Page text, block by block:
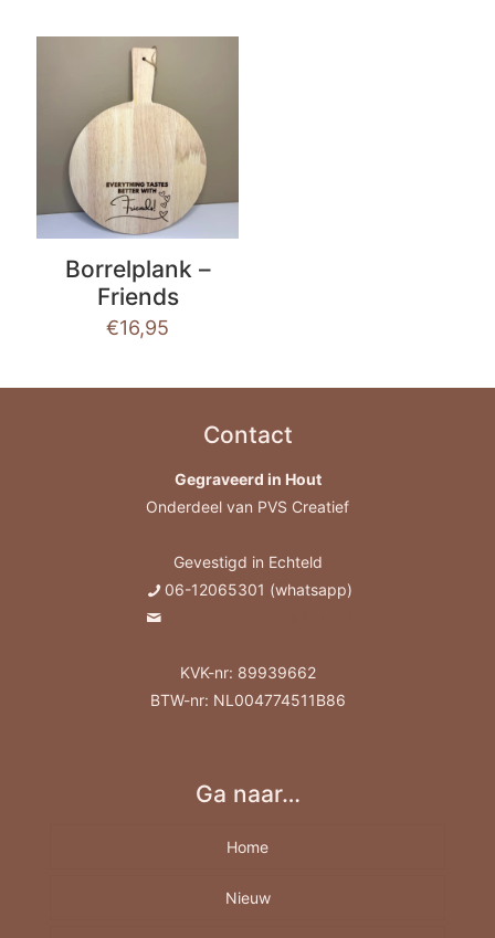
Borrelplank –
Friends
€16,95
Contact
Gegraveerd in Hout
Onderdeel van PVS Creatief
Gevestigd in Echteld
06-12065301 (whatsapp)
KVK-nr: 89939662
BTW-nr: NL004774511B86
Ga naar…
Home
Nieuw